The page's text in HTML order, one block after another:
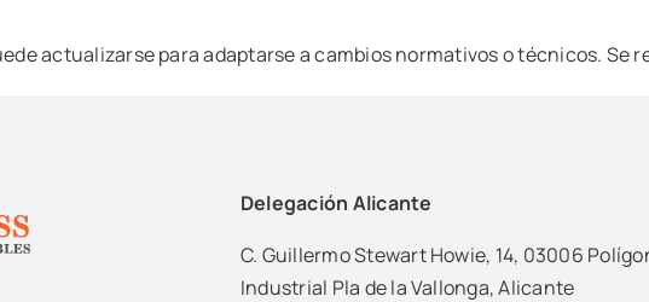
actualizarse para adaptarse a cambios normativos o técnicos.
Delegación Alicante
C. Guillermo Stewart Howie, 14, 03006
Industrial Pla de la Vallonga, Alicante